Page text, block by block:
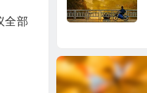
全部